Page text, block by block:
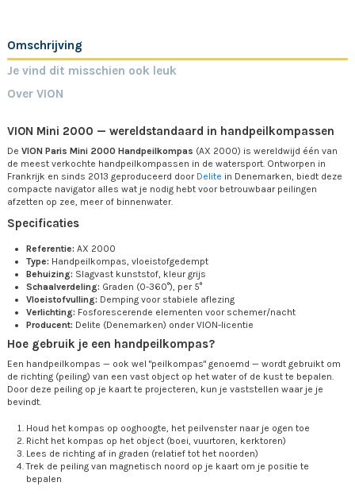
Omschrijving
Je vind dit misschien ook leuk
Over VION
VION Mini 2000 — wereldstandaard in handpeilkompassen
De VION Paris Mini 2000 Handpeilkompas (AX 2000) is wereldwijd één van
de meest verkochte handpeilkompassen in de watersport. Ontworpen in
Frankrijk en sinds 2013 geproduceerd door Delite in Denemarken, biedt deze
compacte navigator alles wat je nodig hebt voor betrouwbaar peilingen
afzetten op zee, meer of binnenwater.
Specificaties
Referentie: AX 2000
Type: Handpeilkompas, vloeistofgedempt
Behuizing: Slagvast kunststof, kleur grijs
Schaalverdeling: Graden (0-360°), per 5°
Vloeistofvulling: Demping voor stabiele aflezing
Verlichting: Fosforescerende elementen voor schemer/nacht
Producent: Delite (Denemarken) onder VION-licentie
Hoe gebruik je een handpeilkompas?
Een handpeilkompas — ook wel "peilkompas" genoemd — wordt gebruikt om
de richting (peiling) van een vast object op het water of de kust te bepalen.
Door deze peiling op je kaart te projecteren, kun je vaststellen waar je je
bevindt.
Houd het kompas op ooghoogte, het peilvenster naar je ogen toe
Richt het kompas op het object (boei, vuurtoren, kerktoren)
Lees de richting af in graden (relatief tot het noorden)
Trek de peiling van magnetisch noord op je kaart om je positie te
bepalen